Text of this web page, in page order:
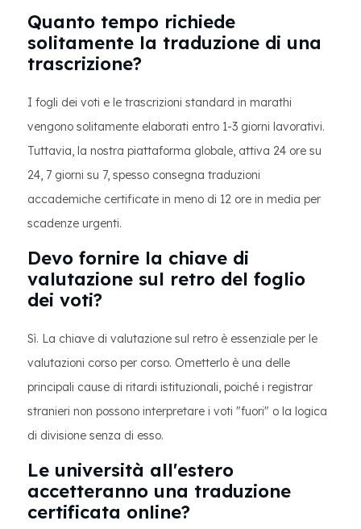
Quanto tempo richiede
solitamente la traduzione di una
trascrizione?
I fogli dei voti e le trascrizioni standard in marathi
vengono solitamente elaborati entro 1-3 giorni lavorativi.
Tuttavia, la nostra piattaforma globale, attiva 24 ore su
24, 7 giorni su 7, spesso consegna traduzioni
accademiche certificate in meno di 12 ore in media per
scadenze urgenti.
Devo fornire la chiave di
valutazione sul retro del foglio
dei voti?
Sì. La chiave di valutazione sul retro è essenziale per le
valutazioni corso per corso. Ometterlo è una delle
principali cause di ritardi istituzionali, poiché i registrar
stranieri non possono interpretare i voti "fuori" o la logica
di divisione senza di esso.
Le università all'estero
accetteranno una traduzione
certificata online?